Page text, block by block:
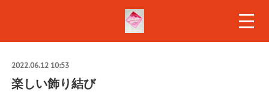
2022.06.12 10:53
楽しい飾り結び